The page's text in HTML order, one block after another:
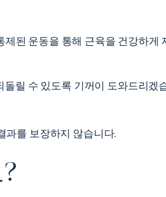
된 운동을 통해 근육을 건강하게
릴 수 있도록 기꺼이 도와드리겠
과를 보장하지 않습니다.